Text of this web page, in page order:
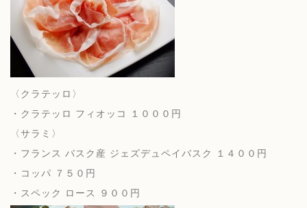
〈クラテッロ〉
・クラテッロ フィオッコ １０００円
〈サラミ〉
・フランス バスク産 ジェズデュペイバスク １４００円
・コッパ ７５０円
・スペック ロース ９００円